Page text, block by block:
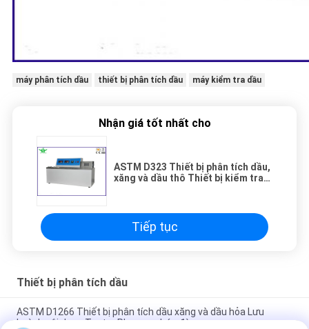
máy phân tích dầu thiết bị phân tích dầu máy kiểm tra dầu
Nhận giá tốt nhất cho
ASTM D323 Thiết bị phân tích dầu,
xăng và dầu thô Thiết bị kiểm tra
Tiếp tục
Thiết bị phân tích dầu
ASTM D1266 Thiết bị phân tích dầu xăng và dầu hỏa Lưu
huỳnh nội dung Tester Phương pháp đèn